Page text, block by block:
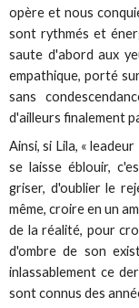
opère et nous
sont rythmés et
saute d'abord aux
empathique, porté
sans
d'ailleurs finalement
Ainsi, si Lila, «
se laisse éblouir,
griser, d'oublier le
même, croire en un
de la réalité, pour
d'ombre de son
inlassablement ce
sont connus des